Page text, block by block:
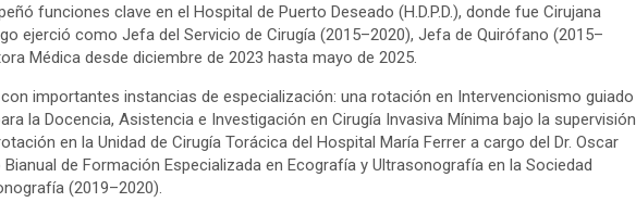
funciones clave en el Hospital de Puerto Deseado (H.D.P.D.), donde fue Cirujana
ejerció como Jefa del Servicio de Cirugía (2015–2020), Jefa de Quirófano (2015–
Médica desde diciembre de 2023 hasta mayo de 2025.
importantes instancias de especialización: una rotación en Intervencionismo guiado
la Docencia, Asistencia e Investigación en Cirugía Invasiva Mínima bajo la supervisión
en la Unidad de Cirugía Torácica del Hospital María Ferrer a cargo del Dr. Oscar
de Formación Especializada en Ecografía y Ultrasonografía en la Sociedad
(2019–2020).